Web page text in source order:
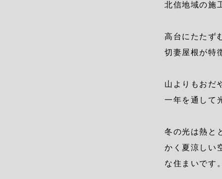
北信地域の施
高台にたたず
切妻屋根が特
山よりもおだ
一年を通して
冬の光は熱と
かく夏涼しい
な住まいです。